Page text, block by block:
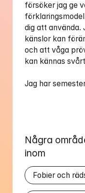
försöker jag ge
dig att använda.
känslor kan
och att våga
kan kännas
Jag har
Några
inom
Fobier och